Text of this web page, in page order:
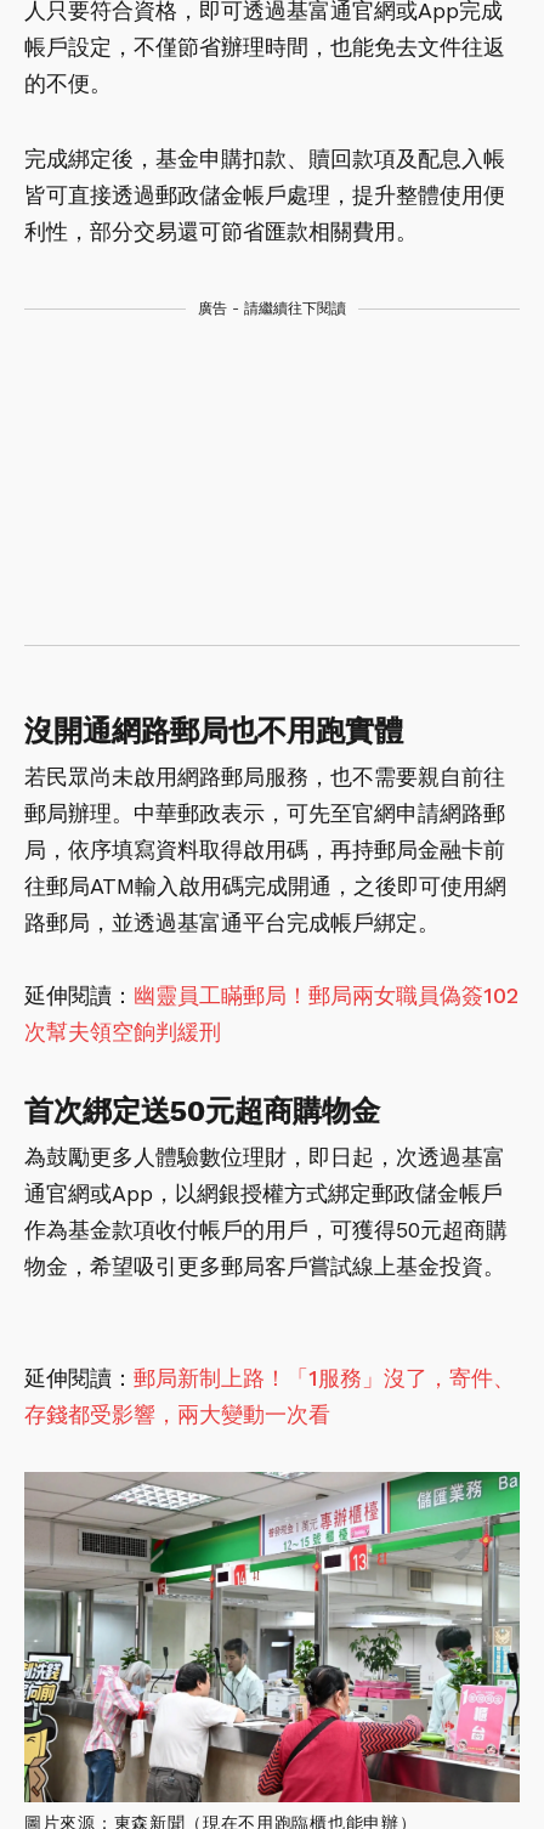
人只要符合資格，即可透過基富通官網或App完成
帳戶設定，不僅節省辦理時間，也能免去文件往返
的不便。
完成綁定後，基金申購扣款、贖回款項及配息入帳
皆可直接透過郵政儲金帳戶處理，提升整體使用便
利性，部分交易還可節省匯款相關費用。
廣告 - 請繼續往下閱讀
沒開通網路郵局也不用跑實體
若民眾尚未啟用網路郵局服務，也不需要親自前往
郵局辦理。中華郵政表示，可先至官網申請網路郵
局，依序填寫資料取得啟用碼，再持郵局金融卡前
往郵局ATM輸入啟用碼完成開通，之後即可使用網
路郵局，並透過基富通平台完成帳戶綁定。
延伸閱讀： 幽靈員工瞞郵局！郵局兩女職員偽簽102
次幫夫領空餉判緩刑
首次綁定送50元超商購物金
為鼓勵更多人體驗數位理財，即日起，次透過基富
通官網或App，以網銀授權方式綁定郵政儲金帳戶
作為基金款項收付帳戶的用戶，可獲得50元超商購
物金，希望吸引更多郵局客戶嘗試線上基金投資。
延伸閱讀： 郵局新制上路！「1服務」沒了，寄件、
存錢都受影響，兩大變動一次看
圖片來源：東森新聞（現在不用跑臨櫃也能申辦）